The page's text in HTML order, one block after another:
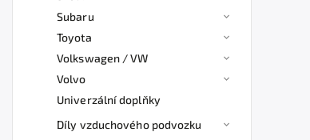
Subaru
Toyota
Volkswagen / VW
Volvo
Univerzální doplňky
Díly vzduchového podvozku